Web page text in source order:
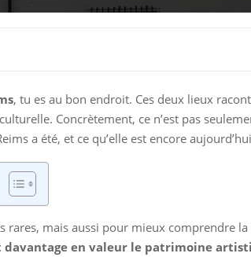
, tu es au bon endroit. Ces deux lieux
Concrètement, ce n’est pas
a été, et ce qu’elle est encore
mais aussi pour mieux comprendre
davantage en valeur le patrimoine